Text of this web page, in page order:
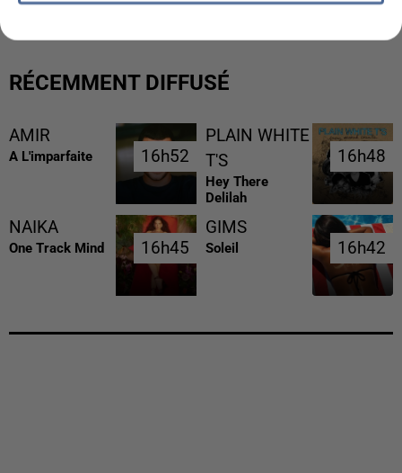
RÉCEMMENT DIFFUSÉ
AMIR
A L'imparfaite 16h52
16h52
PLAIN WHITE
T'S
Hey There
Delilah
16h48
16h48
NAIKA
One Track Mind 16h45
16h45
GIMS
Soleil 16h42
16h42